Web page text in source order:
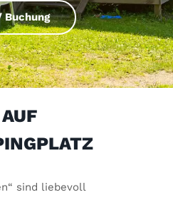
Buchung
AUF
sind liebevoll